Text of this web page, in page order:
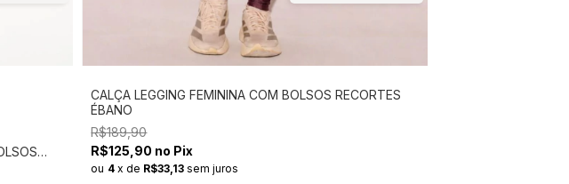
CALÇA LEGGING FEMININA COM BOLSOS RECORTES
ÉBANO
R$189,90
R$125,90 no Pix
ou 4 xde R$33,13 sem juros